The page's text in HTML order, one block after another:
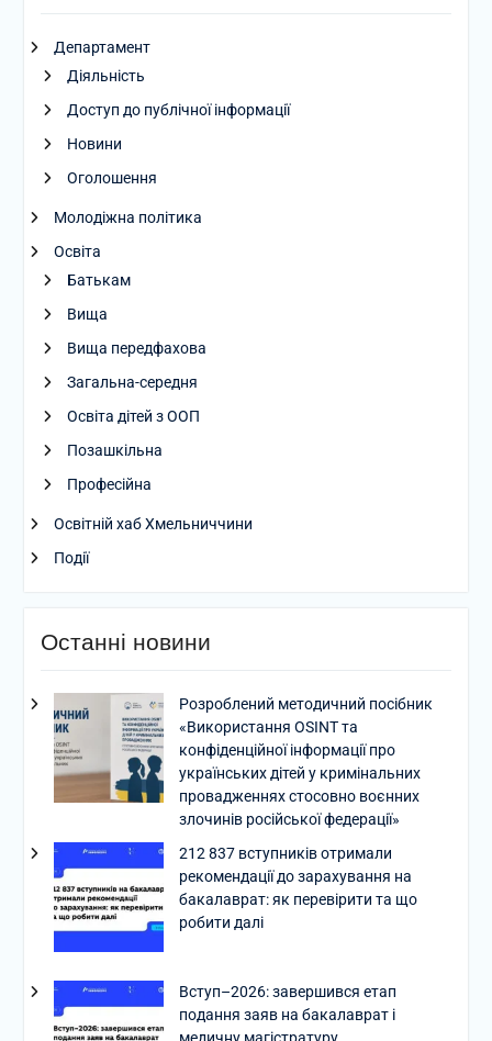
Департамент
Діяльність
Доступ до публічної інформації
Новини
Оголошення
Молодіжна політика
Освіта
Батькам
Вища
Вища передфахова
Загальна-середня
Освіта дітей з ООП
Позашкільна
Професійна
Освітній хаб Хмельниччини
Події
Останні новини
Розроблений методичний посібник
«Використання OSINT та
конфіденційної інформації про
українських дітей у кримінальних
провадженнях стосовно воєнних
злочинів російської федерації»
212 837 вступників отримали
рекомендації до зарахування на
бакалаврат: як перевірити та що
робити далі
Вступ–2026: завершився етап
подання заяв на бакалаврат і